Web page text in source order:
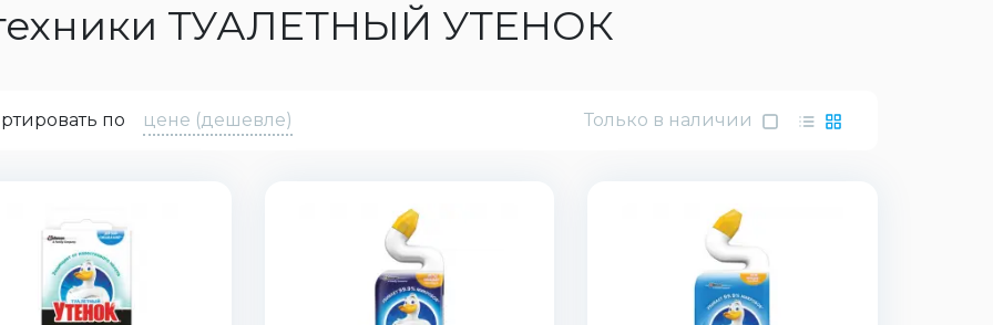
ТУАЛЕТНЫЙ УТЕНОК
по цене (дешевле) Только в наличии